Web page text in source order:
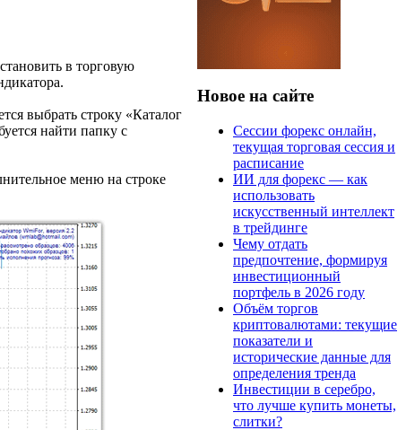
в торговую
выбрать строку «Каталог
найти папку с
меню на строке
Новое на сайте
Сессии форекс онлайн,
текущая торговая сессия и
расписание
ИИ для форекс — как
использовать
искусственный интеллект
в трейдинге
Чему отдать
предпочтение, формируя
инвестиционный
портфель в 2026 году
Объём торгов
криптовалютами: текущие
показатели и
исторические данные для
определения тренда
Инвестиции в серебро,
что лучше купить монеты,
слитки?